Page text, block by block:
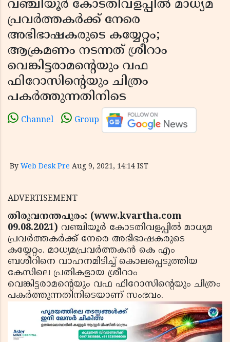
വഞ്ചിയൂര്‍ കോടതിവളപ്പില്‍ മാധ്യമ
പ്രവര്‍ത്തകര്‍ക്ക് നേരെ
അഭിഭാഷകരുടെ കയ്യേറ്റം;
ആക്രമണം നടന്നത് ശ്രീറാം
വെങ്കിട്ടരാമന്റെയും വഫ
ഫിറോസിന്റെയും ചിത്രം
പകര്‍ത്തുന്നതിനിടെ
Channel Group
By Web Desk Pre Aug 9, 2021, 14:14 IST
ADVERTISEMENT
തിരുവനന്തപുരം: (www.kvartha.com
09.08.2021) വഞ്ചിയൂര്‍ കോടതിവളപ്പില്‍ മാധ്യമ
പ്രവര്‍ത്തകര്‍ക്ക് നേരെ അഭിഭാഷകരുടെ
കയ്യേറ്റം. മാധ്യമപ്രവര്‍ത്തകന്‍ കെ എം
ബശീറിനെ വാഹനമിടിച്ച് കൊലപ്പെടുത്തിയ
കേസിലെ പ്രതികളായ ശ്രീറാം
വെങ്കിട്ടരാമന്റെയും വഫ ഫിറോസിന്റെയും ചിത്രം
പകര്‍ത്തുന്നതിനിടെയാണ് സംഭവം.